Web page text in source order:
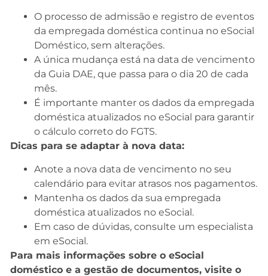
O processo de admissão e registro de eventos
da empregada doméstica continua no eSocial
Doméstico, sem alterações.
A única mudança está na data de vencimento
da Guia DAE, que passa para o dia 20 de cada
mês.
É importante manter os dados da empregada
doméstica atualizados no eSocial para garantir
o cálculo correto do FGTS.
Dicas para se adaptar à nova data:
Anote a nova data de vencimento no seu
calendário para evitar atrasos nos pagamentos.
Mantenha os dados da sua empregada
doméstica atualizados no eSocial.
Em caso de dúvidas, consulte um especialista
em eSocial.
Para mais informações sobre o eSocial
doméstico e a gestão de documentos, visite o